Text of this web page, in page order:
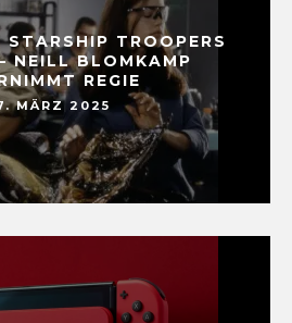
TROOPERS
NEILL BLOMKAMP
REGIE
MÄRZ 2025